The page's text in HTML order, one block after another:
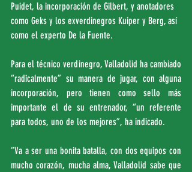
Puidet, la incorporación de Gilbert, y anotadores
como Geks y los exverdinegros Kuiper y Berg, así
como el experto De la Fuente.
Para el técnico verdinegro, Valladolid ha cambiado
“radicalmente” su manera de jugar, con alguna
incorporación, pero tienen como sello más
importante el de su entrenador, “un referente
para todos, uno de los mejores”, ha indicado.
“Va a ser una bonita batalla, con dos equipos con
mucho corazón, mucha alma, Valladolid sabe que